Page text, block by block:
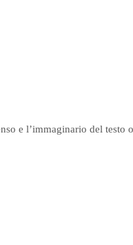
e l’immaginario del testo